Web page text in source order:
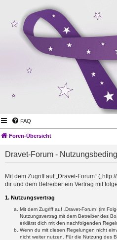
FAQ
Foren-Übersicht
Dravet-Forum -
Mit dem Zugriff auf „Dravet-Forum“
dir und dem Betreiber ein Vertrag mit
1. Nutzungsvertrag
Mit dem Zugriff auf „Dravet-Forum“ (im
Nutzungsvertrag mit dem Betreiber des
erklärst dich mit den nachfolgenden
Wenn du mit diesen Regelungen nicht
nicht weiter nutzen. Für die Nutzung des